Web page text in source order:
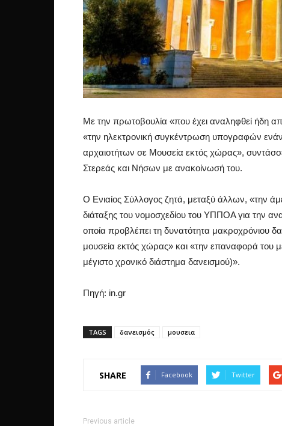
Με την πρωτοβουλία «που έχει αναληφθεί
«την ηλεκτρονική συγκέντρωση υπογραφών
αρχαιοτήτων σε Μουσεία εκτός χώρας»,
Στερεάς και Νήσων με ανακοίνωσή του.
Ο Ενιαίος Σύλλογος ζητά, μεταξύ άλλων, «την
διάταξης του νομοσχεδίου του ΥΠΠΟΑ για την
οποία προβλέπει τη δυνατότητα μακροχρόνιου
μουσεία εκτός χώρας» και «την επαναφορά του
μέγιστο χρονικό διάστημα δανεισμού)».
Πηγή: in.gr
TAGS δανεισμός μουσεια
SHARE Facebook Twitter
Previous article